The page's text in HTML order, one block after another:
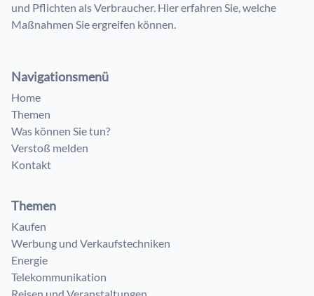
und Pflichten als Verbraucher. Hier erfahren Sie, welche
Maßnahmen Sie ergreifen können.
Navigationsmenü
Home
Themen
Was können Sie tun?
Verstoß melden
Kontakt
Themen
Kaufen
Werbung und Verkaufstechniken
Energie
Telekommunikation